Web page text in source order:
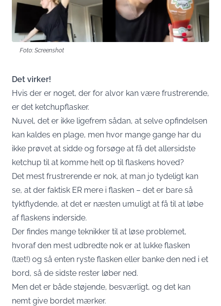
Foto: Screenshot
Det virker!
Hvis der er noget, der for alvor kan være frustrerende,
er det ketchupflasker.
Nuvel, det er ikke ligefrem sådan, at selve opfindelsen
kan kaldes en plage, men hvor mange gange har du
ikke prøvet at sidde og forsøge at få det allersidste
ketchup til at komme helt op til flaskens hoved?
Det mest frustrerende er nok, at man jo tydeligt kan
se, at der faktisk ER mere i flasken – det er bare så
tyktflydende, at det er næsten umuligt at få til at løbe
af flaskens inderside.
Der findes mange teknikker til at løse problemet,
hvoraf den mest udbredte nok er at lukke flasken
(tæt!) og så enten ryste flasken eller banke den ned i et
bord, så de sidste rester løber ned.
Men det er både støjende, besværligt, og det kan
nemt give bordet mærker.